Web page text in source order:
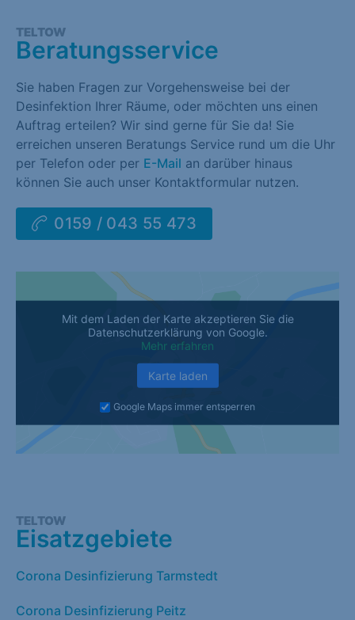
TELTOW
Beratungsservice
Sie haben Fragen zur Vorgehensweise bei der
Desinfektion Ihrer Räume, oder möchten uns einen
Auftrag erteilen? Wir sind gerne für Sie da! Sie
erreichen unseren Beratungs Service rund um die Uhr
per Telefon oder per E-Mail an darüber hinaus
können Sie auch unser Kontaktformular nutzen.
0159 / 043 55 473
Mit dem Laden der Karte akzeptieren Sie die
Datenschutzerklärung von Google.
Mehr erfahren
Karte laden
Google Maps immer entsperren
TELTOW
Eisatzgebiete
Corona Desinfizierung Tarmstedt
Corona Desinfizierung Peitz